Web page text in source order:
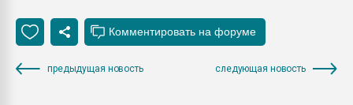
предыдущая новость следующая новость